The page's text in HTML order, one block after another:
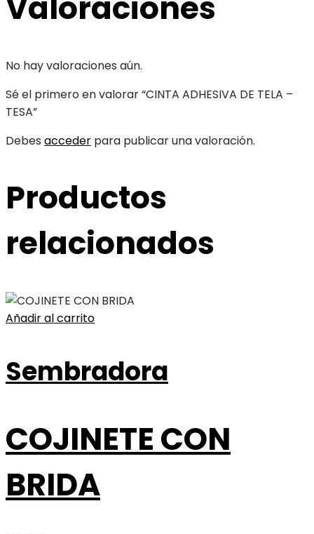
No hay valoraciones aún.
Sé el primero en valorar “CINTA ADHESIVA DE TELA –
TESA”
Debes acceder para publicar una valoración.
Productos
relacionados
Añadir al carrito
Sembradora
COJINETE CON
BRIDA